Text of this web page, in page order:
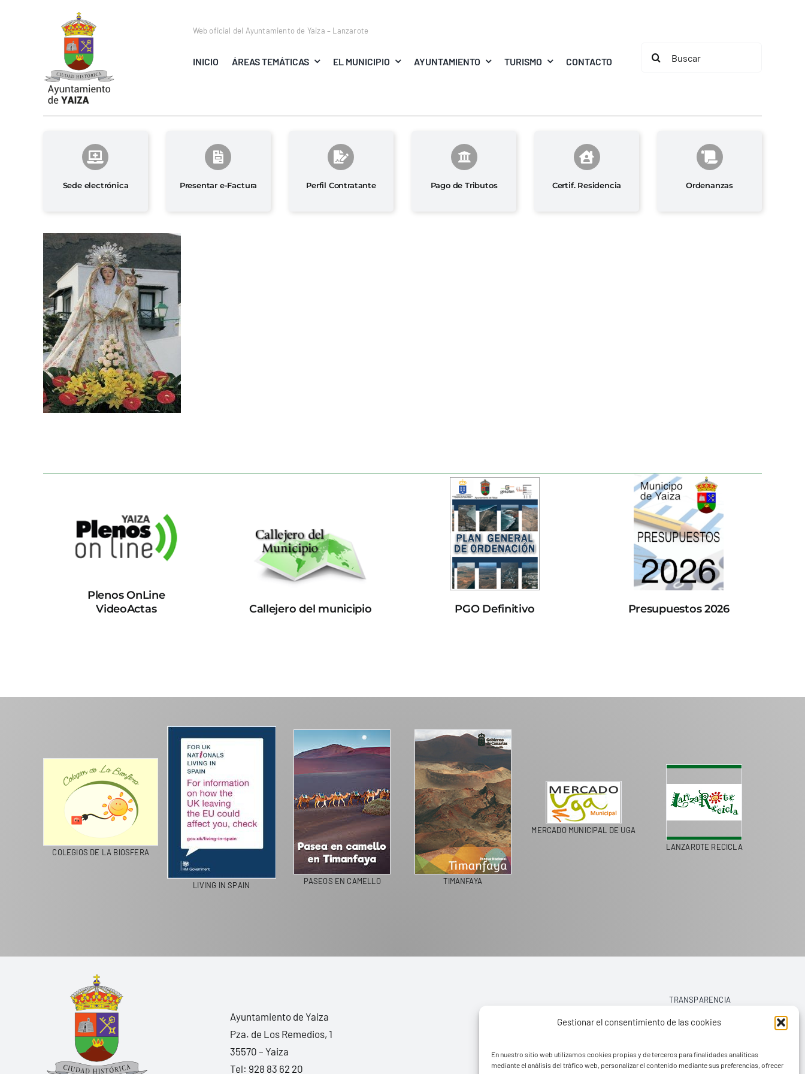
Gestionar el consentimiento de las cookies
En nuestro sitio web utilizamos cookies propias y de terceros para finalidades analíticas
mediante el análisis del tráfico web, personalizar el contenido mediante sus preferencias, ofrecer
Web oficial del Ayuntamiento de Yaiza – Lanzarote
INICIO ÁREAS TEMÁTICAS EL MUNICIPIO AYUNTAMIENTO TURISMO CONTACTO
Buscar:
Sede electrónica Presentar e-Factura Perfil Contratante Pago de Tributos Certif. Residencia Ordenanzas
Plenos OnLine
VideoActas
Callejero del municipio PGO Definitivo Presupuestos 2026
COLEGIOS DE LA BIOSFERA
LIVING IN SPAIN PASEOS EN CAMELLO TIMANFAYA
MERCADO MUNICIPAL DE UGA
LANZAROTE RECICLA
Ayuntamiento de Yaiza
Pza. de Los Remedios, 1
35570 – Yaiza
Tel: 928 83 62 20
TRANSPARENCIA
AVISO LEGAL
POLÍTICA DE PRIVACIDAD